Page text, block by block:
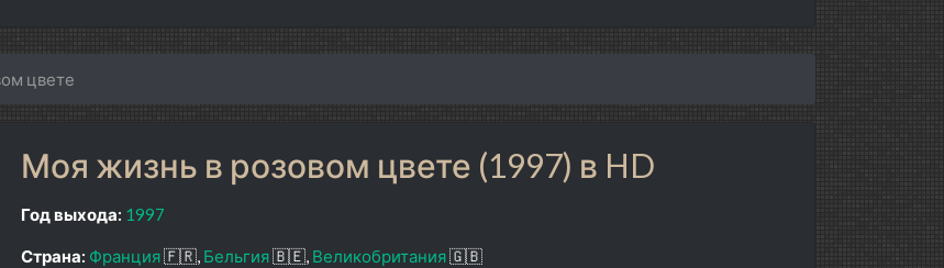
цвете
Моя жизнь в розовом цвете (1997) в HD
Год выхода: 1997
Страна: Франция🇫🇷 Бельгия🇧🇪 Великобритания🇬🇧